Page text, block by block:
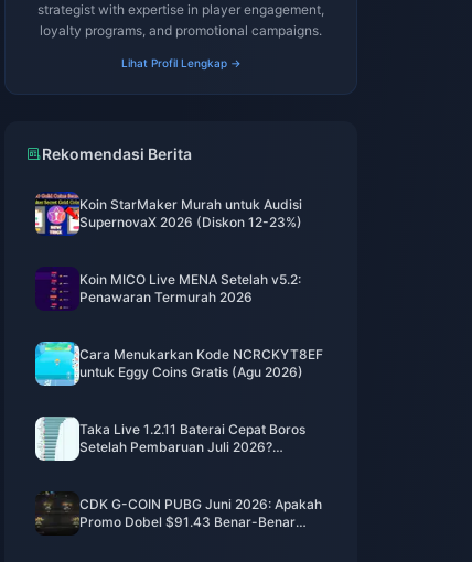
strategist with expertise in player engagement,
loyalty programs, and promotional campaigns.
Lihat Profil Lengkap →
Rekomendasi Berita
Koin StarMaker Murah untuk Audisi
SupernovaX 2026 (Diskon 12-23%)
Koin MICO Live MENA Setelah v5.2:
Penawaran Termurah 2026
Cara Menukarkan Kode NCRCKYT8EF
untuk Eggy Coins Gratis (Agu 2026)
Taka Live 1.2.11 Baterai Cepat Boros
Setelah Pembaruan Juli 2026?
CDK G-COIN PUBG Juni 2026: Apakah
Promo Dobel $91.43 Benar-Benar